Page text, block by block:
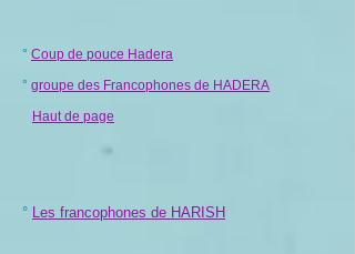
° Coup de pouce Hadera
° groupe des Francophones de HADERA
Haut de page
° Les francophones de HARISH